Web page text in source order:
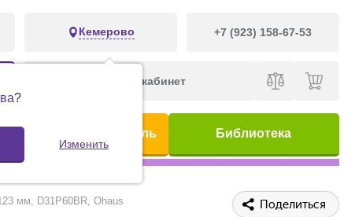
Кемерово +7 (923) 158-67-53
?
Изменить
Личный кабинет
Предметный указатель Библиотека
мм, D31P60BR, Ohaus Поделиться